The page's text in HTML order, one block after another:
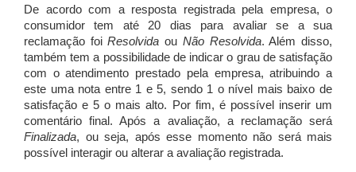
De acordo com a resposta registrada pela empresa, o
consumidor tem até 20 dias para avaliar se a sua
reclamação foiResolvida ou Não Resolvida. Além disso,
também tem a possibilidade de indicar o grau de satisfação
com o atendimento prestado pela empresa, atribuindo a
este uma nota entre 1 e 5, sendo 1 o nível mais baixo de
satisfação e 5 o mais alto. Por fim, é possível inserir um
comentário final. Após a avaliação, a reclamação será
Finalizada, ou seja, após esse momento não será mais
possível interagir ou alterar a avaliação registrada.